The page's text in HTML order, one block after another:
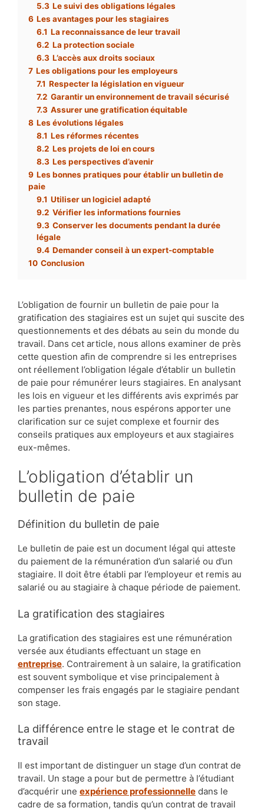
5.3 Le suivi des obligations légales
6 Les avantages pour les stagiaires
6.1 La reconnaissance de leur travail
6.2 La protection sociale
6.3 L’accès aux droits sociaux
7 Les obligations pour les employeurs
7.1 Respecter la législation en vigueur
7.2 Garantir un environnement de travail sécurisé
7.3 Assurer une gratification équitable
8 Les évolutions légales
8.1 Les réformes récentes
8.2 Les projets de loi en cours
8.3 Les perspectives d’avenir
9 Les bonnes pratiques pour établir un bulletin de
paie
9.1 Utiliser un logiciel adapté
9.2 Vérifier les informations fournies
9.3 Conserver les documents pendant la durée
légale
9.4 Demander conseil à un expert-comptable
10 Conclusion
L’obligation de fournir un bulletin de paie pour la
gratification des stagiaires est un sujet qui suscite des
questionnements et des débats au sein du monde du
travail. Dans cet article, nous allons examiner de près
cette question afin de comprendre si les entreprises
ont réellement l’obligation légale d’établir un bulletin
de paie pour rémunérer leurs stagiaires. En analysant
les lois en vigueur et les différents avis exprimés par
les parties prenantes, nous espérons apporter une
clarification sur ce sujet complexe et fournir des
conseils pratiques aux employeurs et aux stagiaires
eux-mêmes.
L’obligation d’établir un
bulletin de paie
Définition du bulletin de paie
Le bulletin de paie est un document légal qui atteste
du paiement de la rémunération d’un salarié ou d’un
stagiaire. Il doit être établi par l’employeur et remis au
salarié ou au stagiaire à chaque période de paiement.
La gratification des stagiaires
La gratification des stagiaires est une rémunération
versée aux étudiants effectuant un stage en
entreprise. Contrairement à un salaire, la gratification
est souvent symbolique et vise principalement à
compenser les frais engagés par le stagiaire pendant
son stage.
La différence entre le stage et le contrat de
travail
Il est important de distinguer un stage d’un contrat de
travail. Un stage a pour but de permettre à l’étudiant
d’acquérir une expérience professionnelle dans le
cadre de sa formation, tandis qu’un contrat de travail